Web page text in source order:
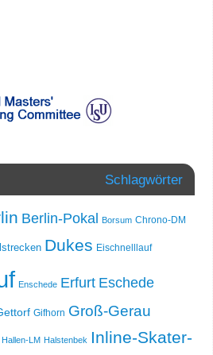
Schlagwörter
Berlin-Pokal Borsum Chrono-DM
Dukes Eischnelllauf
Enschede Erfurt Eschede
Gifhorn Groß-Gerau
Hallen-LM Halstenbek Inline-Skater-